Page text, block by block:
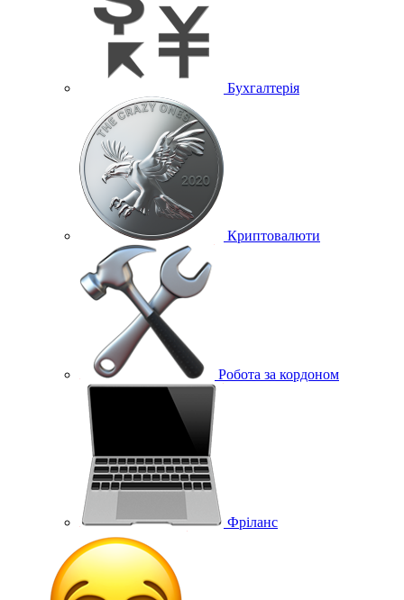
Бухгалтерія
Криптовалюти
Робота за кордоном
Фріланс